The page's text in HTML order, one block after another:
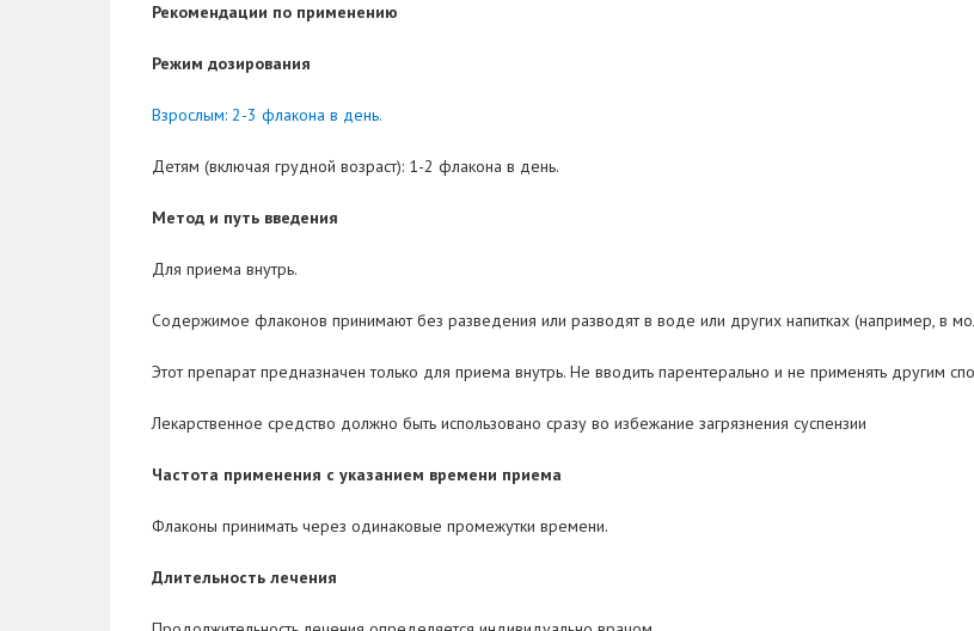
Рекомендации по применению
Режим дозирования
Взрослым: 2-3 флакона в день.
Детям (включая грудной возраст): 1-2 флакона в день.
Метод и путь введения
Для приема внутрь.
Содержимое флаконов принимают без разведения или разводят в воде или других напитках (например, в
Этот препарат предназначен только для приема внутрь. Не вводить парентерально и не применять другим
Лекарственное средство должно быть использовано сразу во избежание загрязнения суспензии
Частота применения с указанием времени приема
Флаконы принимать через одинаковые промежутки времени.
Длительность лечения